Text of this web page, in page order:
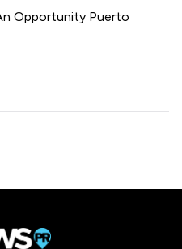
Opportunity Puerto